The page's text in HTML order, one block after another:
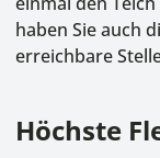
haben Sie auch
erreichbare
Höchste